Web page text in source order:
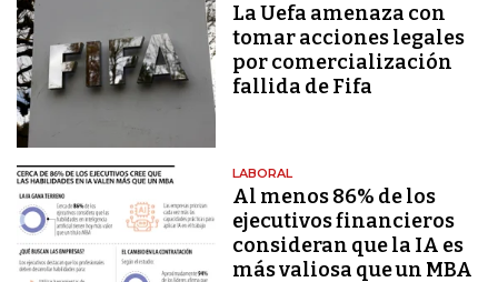
La Uefa amenaza con
tomar acciones legales
por comercialización
fallida de Fifa
LABORAL
Al menos 86% de los
ejecutivos financieros
consideran que la IA es
más valiosa que un MBA